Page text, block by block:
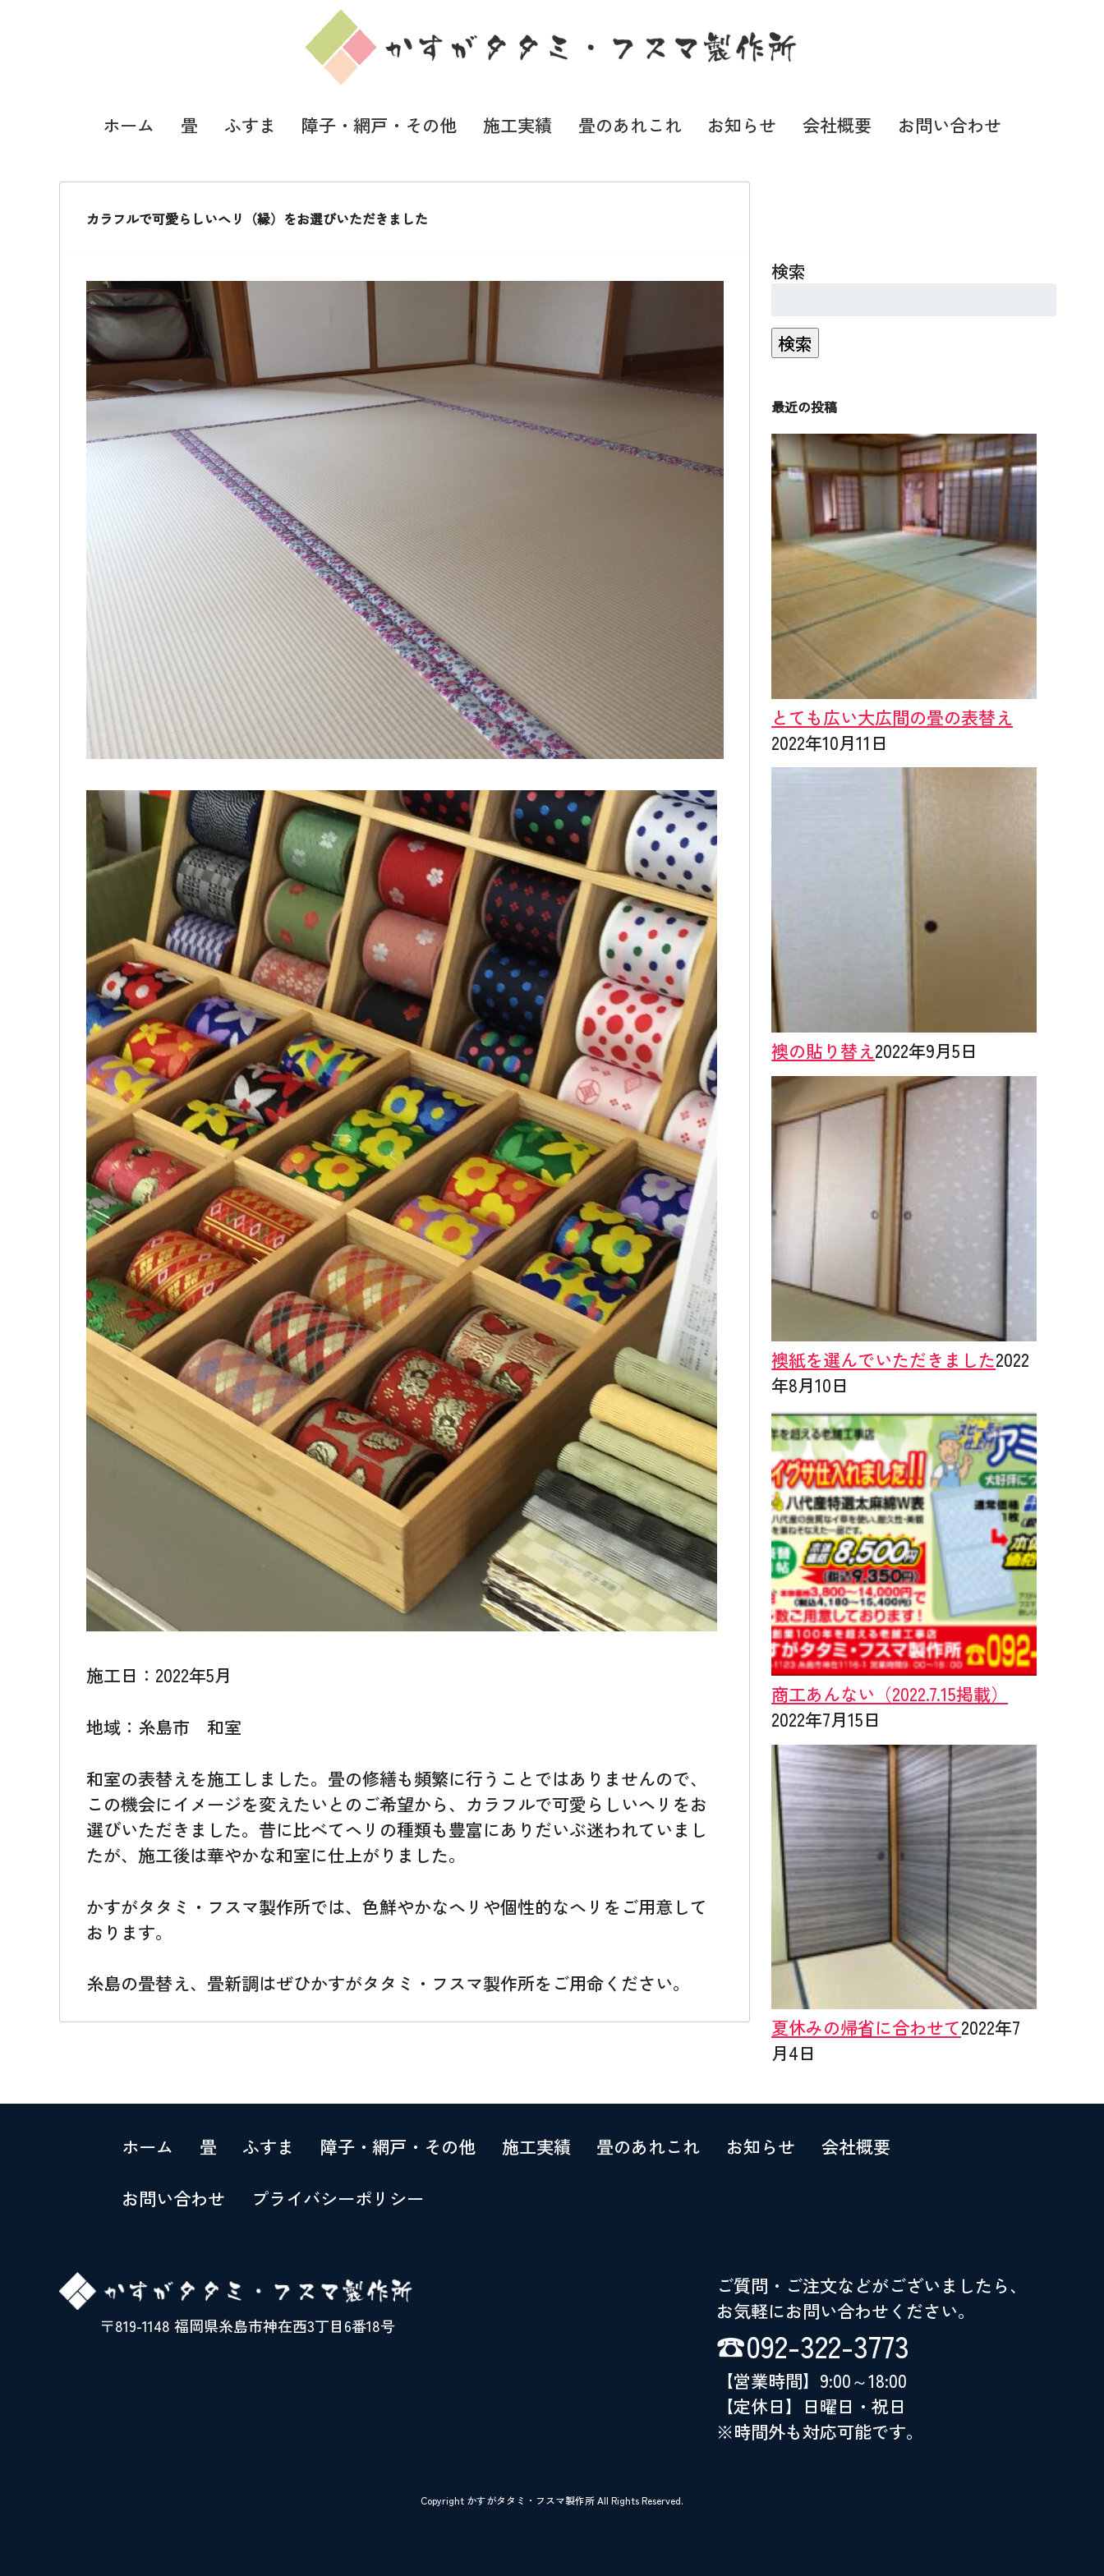
ホーム 畳 ふすま 障子・網戸・その他 施工実績 畳のあれこれ お知らせ 会社概要 お問い合わせ
カラフルで可愛らしいヘリ（縁）をお選びいただきました
施工日：2022年5月
地域：糸島市 和室
和室の表替えを施工しました。畳の修繕も頻繁に行うことではありませんので、
この機会にイメージを変えたいとのご希望から、カラフルで可愛らしいヘリをお
選びいただきました。昔に比べてヘリの種類も豊富にありだいぶ迷われていまし
たが、施工後は華やかな和室に仕上がりました。
かすがタタミ・フスマ製作所では、色鮮やかなヘリや個性的なヘリをご用意して
おります。
糸島の畳替え、畳新調はぜひかすがタタミ・フスマ製作所をご用命ください。
検索
検索
最近の投稿
とても広い大広間の畳の表替え
2022年10月11日
襖の貼り替え2022年9月5日
襖紙を選んでいただきました2022
年8月10日
商工あんない（2022.7.15掲載）
2022年7月15日
夏休みの帰省に合わせて2022年7
月4日
ホーム 畳 ふすま 障子・網戸・その他 施工実績 畳のあれこれ お知らせ 会社概要
お問い合わせ プライバシーポリシー
〒819-1148 福岡県糸島市神在西3丁目6番18号
ご質問・ご注文などがございましたら、
お気軽にお問い合わせください。
☎092-322-3773
【営業時間】9:00～18:00
【定休日】日曜日・祝日
※時間外も対応可能です。
Copyright かすがタタミ・フスマ製作所 All Rights Reserved.